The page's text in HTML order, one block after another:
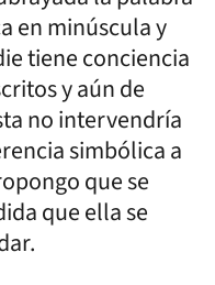
en minúscula y
tiene conciencia
y aún de
no intervendría
simbólica a
que se
que ella se